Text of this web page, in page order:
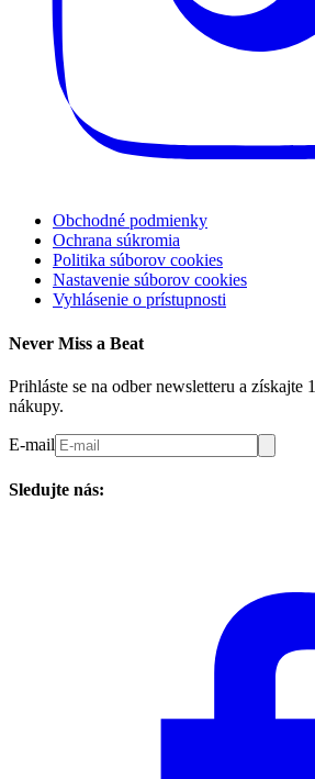
Obchodné podmienky
Ochrana súkromia
Politika súborov cookies
Nastavenie súborov cookies
Vyhlásenie o prístupnosti
Never Miss a Beat
Prihláste se na odber newsletteru a získajte
nákupy.
E-mail
Sledujte nás: